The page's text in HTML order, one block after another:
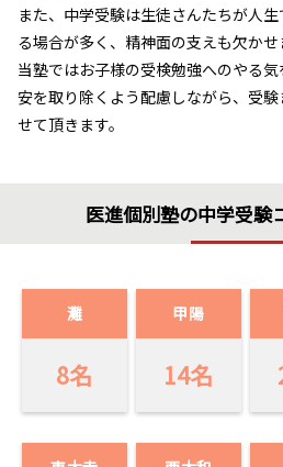
また、中学受験は生徒さんたちが人
る場合が多く、精神面の支えも欠かせ
当塾ではお子様の受検勉強へのやる
安を取り除くよう配慮しながら、受
せて頂きます。
医進個別塾の中学受験
灘
8名
甲陽
14名